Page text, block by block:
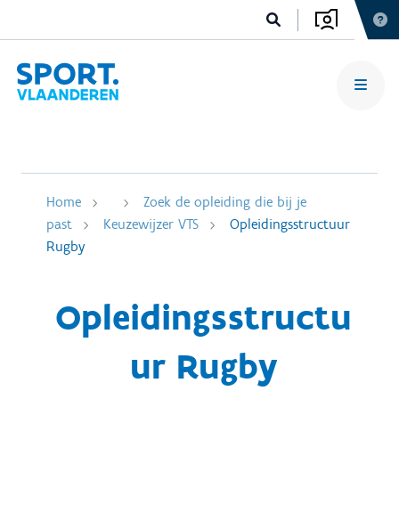
Home
Zoek de opleiding die bij je
past
Keuzewijzer VTS
Opleidingsstructuur
Rugby
Opleidingsstructu
ur Rugby